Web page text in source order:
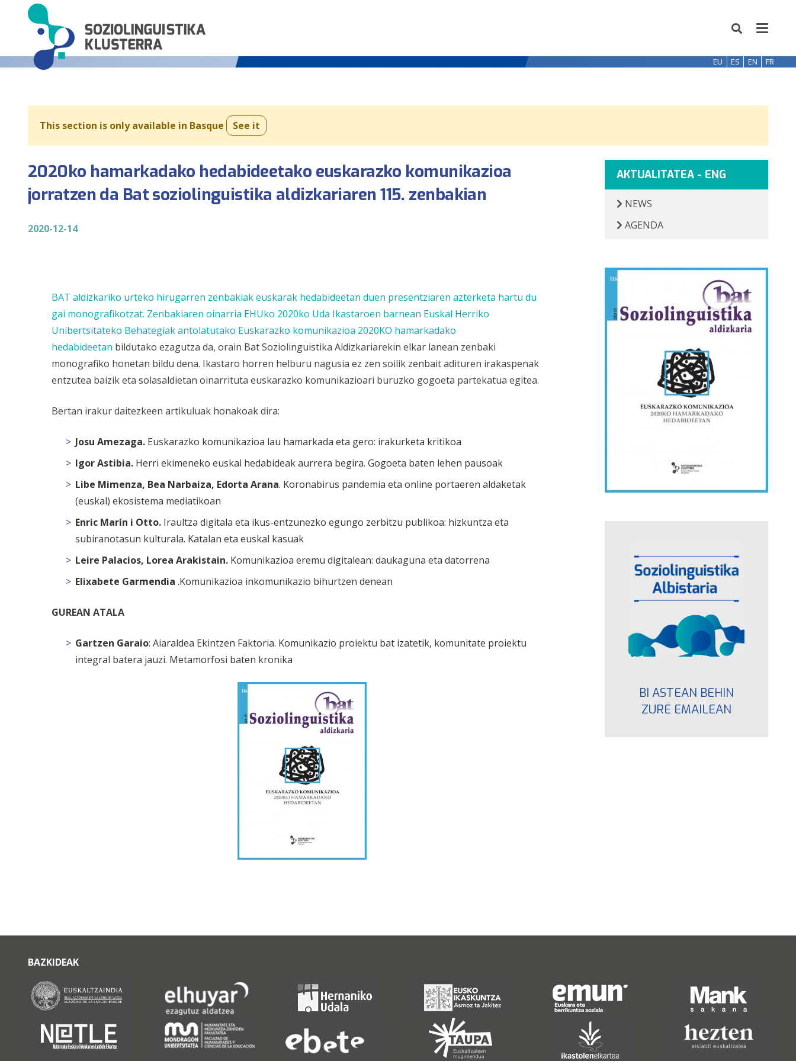
EU ES EN FR
This section is only available in Basque See it
2020ko hamarkadako hedabideetako euskarazko komunikazioa
jorratzen da Bat soziolinguistika aldizkariaren 115. zenbakian
2020-12-14
BAT aldizkariko urteko hirugarren zenbakiakeuskarak hedabideetan duen presentziaren azterketa hartu du
gai monografikotzat. Zenbakiaren oinarria EHUko 2020ko Uda Ikastaroen barnean Euskal Herriko
Unibertsitateko Behategiakantolatutako Euskarazko komunikazioa 2020KO hamarkadako
hedabideetan bildutako ezagutza da, orain Bat Soziolinguistika Aldizkariarekin elkar lanean zenbaki
monografiko honetan bildu dena. Ikastaro horren helburu nagusia ez zen soilik zenbait adituren irakaspenak
entzutea baizik eta solasaldietan oinarrituta euskarazko komunikazioari buruzko gogoeta partekatua egitea.
Bertan irakur daitezkeen artikuluak honakoak dira:
Josu Amezaga. Euskarazko komunikazioa lau hamarkada eta gero: irakurketa kritikoa
Igor Astibia. Herri ekimeneko euskal hedabideak aurrera begira. Gogoeta baten lehen pausoak
Libe Mimenza, Bea Narbaiza, Edorta Arana. Koronabirus pandemia eta online portaeren aldaketak
(euskal) ekosistema mediatikoan
Enric Marín i Otto. Iraultza digitala eta ikus-entzunezko egungo zerbitzu publikoa: hizkuntza eta
subiranotasun kulturala. Katalan eta euskal kasuak
Leire Palacios, Lorea Arakistain. Komunikazioa eremu digitalean: daukaguna eta datorrena
Elixabete Garmendia .Komunikazioa inkomunikazio bihurtzen denean
GUREAN ATALA
Gartzen Garaio: Aiaraldea Ekintzen Faktoria. Komunikazio proiektu bat izatetik, komunitate proiektu
integral batera jauzi. Metamorfosi baten kronika
AKTUALITATEA - ENG
NEWS
AGENDA
BI ASTEAN BEHIN
ZURE EMAILEAN
BAZKIDEAK